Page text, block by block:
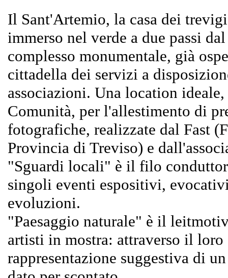
Il Sant'Artemio, la casa dei
immerso nel verde a due passi
complesso monumentale, già
cittadella dei servizi a
associazioni. Una location
Comunità, per l'allestimento di
fotografiche, realizzate dal Fast
Provincia di Treviso) e
"Sguardi locali" è il filo
singoli eventi espositivi,
evoluzioni.
"Paesaggio naturale" è il
artisti in mostra: attraverso il
rappresentazione suggestiva di